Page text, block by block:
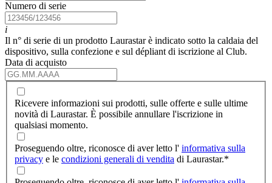
Numero di serie
i
Il n° di serie di un prodotto Laurastar è indicato sotto la caldaia del
dispositivo, sulla confezione e sul dépliant di iscrizione al Club.
Data di acquisto
Ricevere informazioni sui prodotti, sulle offerte e sulle ultime
novità di Laurastar. È possibile annullare l'iscrizione in
qualsiasi momento.
Proseguendo oltre, riconosce di aver letto l' informativa sulla
privacy e le condizioni generali di vendita di Laurastar.*